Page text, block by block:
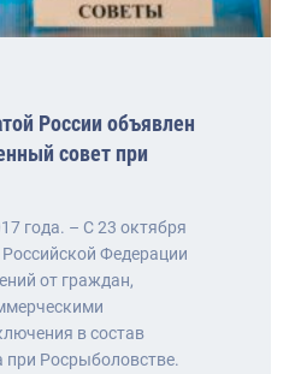
России объявлен
совет при
года. – С 23 октября
Федерации
от граждан,
в состав
при Росрыболовстве.